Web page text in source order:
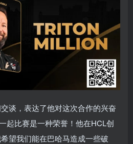
谈，表达了他对这次合作的兴奋
起比赛是一种荣誉！他在HCL创
望我们能在巴哈马造成一些破